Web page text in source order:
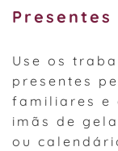
Use os
presentes
familiares e
imãs de
ou